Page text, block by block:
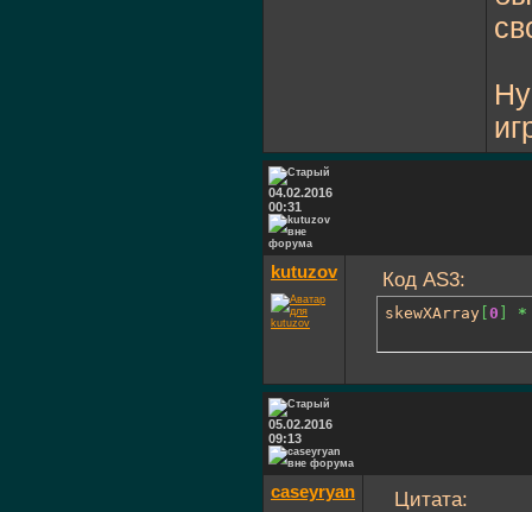
04.02.2016
00:31
kutuzov Код AS3:
skewXArray 0 *
05.02.2016
09:13
caseyryan Цитата: